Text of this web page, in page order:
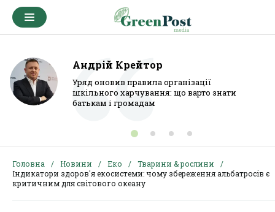
Андрій Крейтор
Уряд оновив правила організації
шкільного харчування: що варто знати
батькам і громадам
Головна Новини Еко
Тварини & рослини
Індикатори здоров'я екосистеми: чому збереження альбатросів є
критичним для світового океану